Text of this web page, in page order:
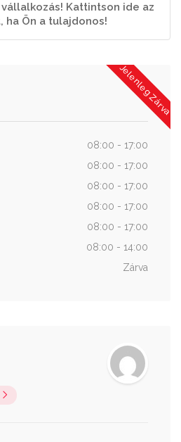
Kattintson ide az
ha Ön a tulajdonos!
Jelenleg Zárva
08:00 - 17:00
08:00 - 17:00
08:00 - 17:00
08:00 - 17:00
08:00 - 17:00
08:00 - 14:00
Zárva